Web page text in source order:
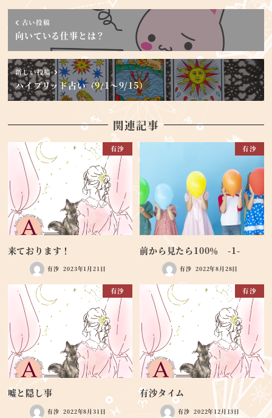
古い投稿
向いている仕事とは？
新しい投稿
ハイブリッド占い（9/1～9/15）
関連記事
有沙
来ております！
有沙 2023年1月21日
有沙
前から見たら100％ -1-
有沙 2022年8月28日
有沙
嘘と隠し事
有沙 2022年8月31日
有沙
有沙タイム
有沙 2022年12月13日